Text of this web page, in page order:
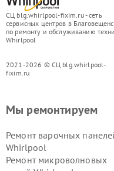
СЦ blg.whirlpool-fixim.ru - сеть
сервисных центров в
по ремонту и обслуживанию
Whirlpool
2021-2026 © СЦ blg.whirlpool-
fixim.ru
Мы ремонтируем
Ремонт варочных
Whirlpool
Ремонт микроволновых